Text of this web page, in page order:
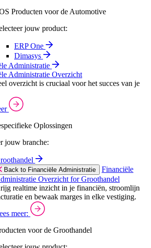
Producten voor de Automotive
jouw product:
ERP One
Dimasys
Administratie
Administratie Overzicht
overzicht is cruciaal voor het succes van je
Oplossingen
jouw branche:
Back to Financiële Administratie
Financiële
Overzicht for Groothandel
realtime inzicht in je financiën, stroomlijn
en bewaak marges in elke vestiging.
meer:
voor de Groothandel